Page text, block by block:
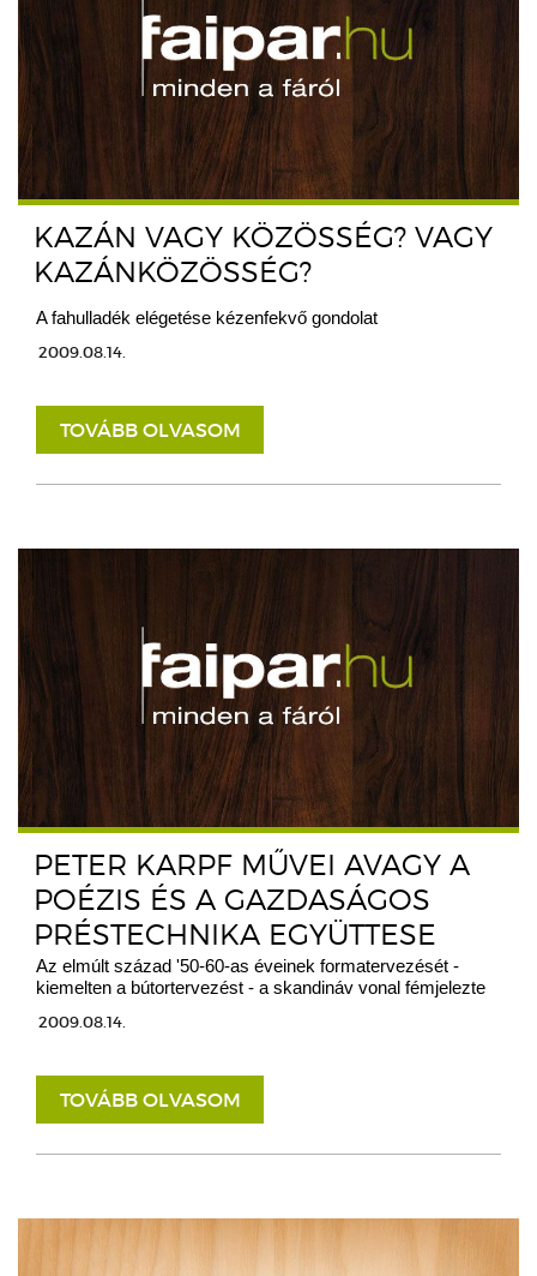
KAZÁN VAGY KÖZÖSSÉG? VAGY
KAZÁNKÖZÖSSÉG?
A fahulladék elégetése kézenfekvő gondolat
2009.08.14.
TOVÁBB OLVASOM
PETER KARPF MŰVEI AVAGY A
POÉZIS ÉS A GAZDASÁGOS
PRÉSTECHNIKA EGYÜTTESE
Az elmúlt század '50-60-as éveinek formatervezését -
kiemelten a bútortervezést - a skandináv vonal fémjelezte
2009.08.14.
TOVÁBB OLVASOM